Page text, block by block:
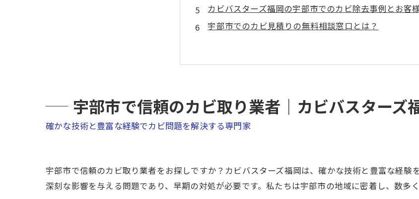
カビバスターズ福岡の宇部市でのカビ除去事例とお客
宇部市でのカビ見積りの無料相談窓口とは？
宇部市で信頼のカビ取り業者｜カビバスターズ
確かな技術と豊富な経験でカビ問題を解決する専門家
宇部市で信頼のカビ取り業者をお探しですか？カビバスターズ福岡は、確かな技術と豊富な経験
深刻な影響を与える問題であり、早期の対処が必要です。私たちは宇部市の地域に密着し、数多